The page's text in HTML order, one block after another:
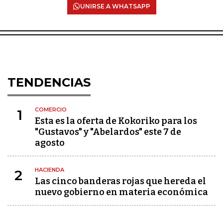
UNIRSE A WHATSAPP
TENDENCIAS
1 COMERCIO
Esta es la oferta de Kokoriko para los
"Gustavos" y "Abelardos" este 7 de
agosto
2 HACIENDA
Las cinco banderas rojas que hereda el
nuevo gobierno en materia económica